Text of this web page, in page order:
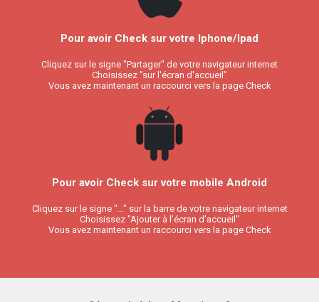
Pour avoir Check sur votre Iphone/Ipad
Cliquez sur le signe "Partager" de votre navigateur internet
Choisissez "sur l'écran d'accueil"
Vous avez maintenant un raccourci vers la page Check
Pour avoir Check sur votre mobile Android
Cliquez sur le signe "..." sur la barre de votre navigateur internet
Choisissez "Ajouter à l'écran d'accueil"
Vous avez maintenant un raccourci vers la page Check